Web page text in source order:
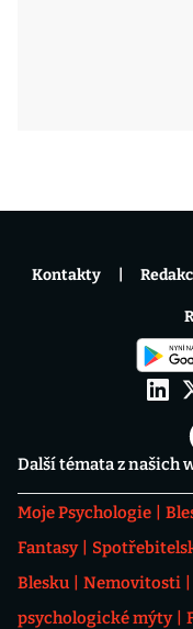
Další témata z našich
Moje Psychologie
Fantasy
Blesku
Nemovitosti
psychologické mýty
Kontakty